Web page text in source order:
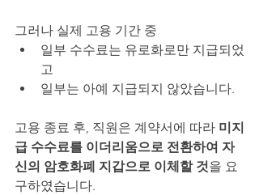
그러나 실제 고용 기간 중
일부 수수료는 유로화로만 지급되었
고
일부는 아예 지급되지 않았습니다.
고용 종료 후, 직원은 계약서에 따라 미지
급 수수료를 이더리움으로 전환하여 자
신의 암호화폐 지갑으로 이체할 것을 요
구하였습니다.